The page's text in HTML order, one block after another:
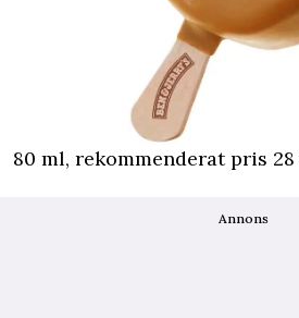
80 ml, rekommenderat pris
Annons